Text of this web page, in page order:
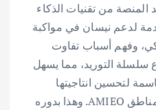
المنصة من تقنيات الذكاء
لدعم نيسان في مواكبة
وفهم أسباب تفاوت
سلسلة التوريد، مما يسهل
لتحسين انتاجيتها
وتخصيص مواردها في جميع مناطق AMIEO. وهذا بدوره